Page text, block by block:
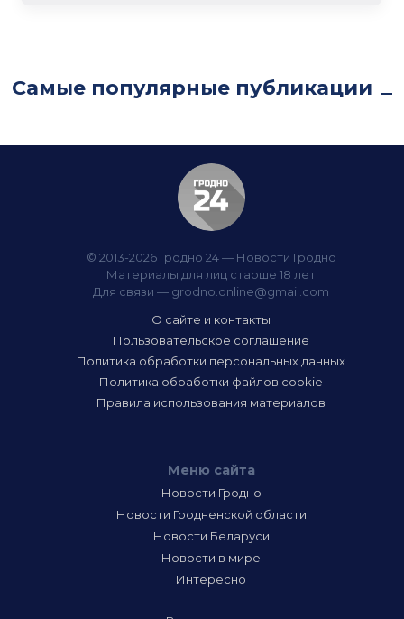
Самые популярные публикации
© 2013-2026 Гродно 24 — Новости Гродно
Материалы для лиц старше 18 лет
Для связи — grodno.online@gmail.com
О сайте и контакты
Пользовательское соглашение
Политика обработки персональных данных
Политика обработки файлов cookie
Правила использования материалов
Меню сайта
Новости Гродно
Новости Гродненской области
Новости Беларуси
Новости в мире
Интересно